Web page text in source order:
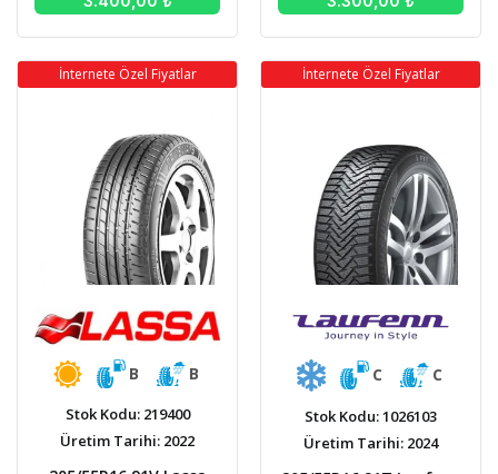
İnternete Özel Fiyatlar
B B
Stok Kodu: 219400
Üretim Tarihi: 2022
İnternete Özel Fiyatlar
C C
Stok Kodu: 1026103
Üretim Tarihi: 2024